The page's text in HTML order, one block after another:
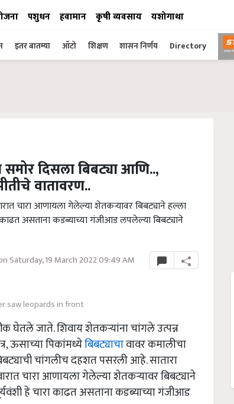
पशुधन हवामान कृषी व्यवसाय यशोगाथा
इतर बातम्या ऑटो शिक्षण शासन निर्णय Directory
दिसला बिबट्या आणि..,
वातावरण..
चारा आणायला गेलेल्या शेतकऱ्यावर बिबट्याने हल्ला
असताना कडब्याच्या गंजीआड लपलेल्या बिबट्याने
Saturday, 19 March 2022 09:49 AM
saw leopards in front
घेतले जाते. शिवाय शेतकऱ्यांना चांगले उत्पन्न
ऊसाच्या पिकांमध्येबिबट्याचावावर कमालीचा
चांगलीच दहशत पसरली आहे. सातारा
चारा आणायला गेलेल्या शेतकऱ्यावर बिबट्याने
हे चारा काढत असताना कडब्याच्या गंजीआड